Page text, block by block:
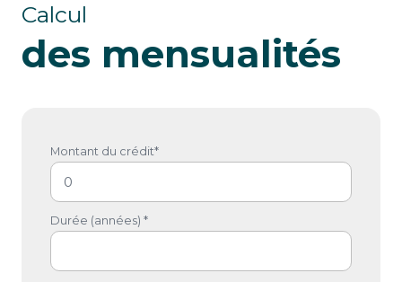
Calcul
des mensualités
Montant du crédit*
Durée (années) *